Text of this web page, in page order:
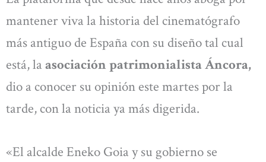
mantener viva la historia del cinematógrafo
más antiguo de España con su diseño tal cual
está, la asociación patrimonialista Áncora,
dio a conocer su opinión este martes por la
tarde, con la noticia ya más digerida.
«El alcalde Eneko Goia y su gobierno se